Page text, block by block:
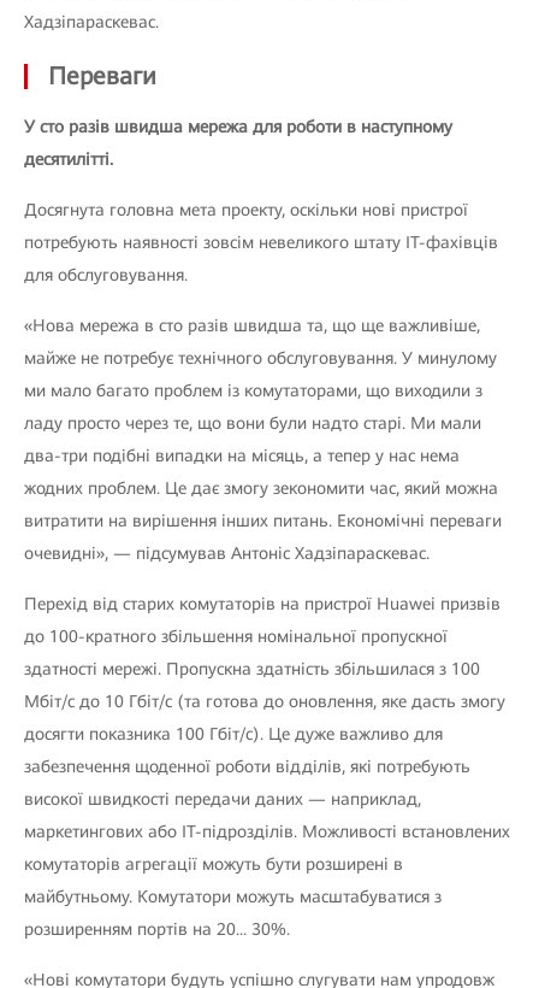
Хадзіпараскевас.
Переваги
У сто разів швидша мережа для роботи в наступному
десятилітті.
Досягнута головна мета проекту, оскільки нові пристрої
потребують наявності зовсім невеликого штату ІТ-фахівців
для обслуговування.
«Нова мережа в сто разів швидша та, що ще важливіше,
майже не потребує технічного обслуговування. У минулому
ми мало багато проблем із комутаторами, що виходили з
ладу просто через те, що вони були надто старі. Ми мали
два-три подібні випадки на місяць, а тепер у нас нема
жодних проблем. Це дає змогу зекономити час, який можна
витратити на вирішення інших питань. Економічні переваги
очевидні», — підсумував Антоніс Хадзіпараскевас.
Перехід від старих комутаторів на пристрої Huawei призвів
до 100-кратного збільшення номінальної пропускної
здатності мережі. Пропускна здатність збільшилася з 100
Мбіт/с до 10 Гбіт/с (та готова до оновлення, яке дасть змогу
досягти показника 100 Гбіт/с). Це дуже важливо для
забезпечення щоденної роботи відділів, які потребують
високої швидкості передачи даних — наприклад,
маркетингових або ІТ-підрозділів. Можливості встановлених
комутаторів агрегації можуть бути розширені в
майбутньому. Комутатори можуть масштабуватися з
розширенням портів на 20... 30%.
«Нові комутатори будуть успішно слугувати нам упродовж